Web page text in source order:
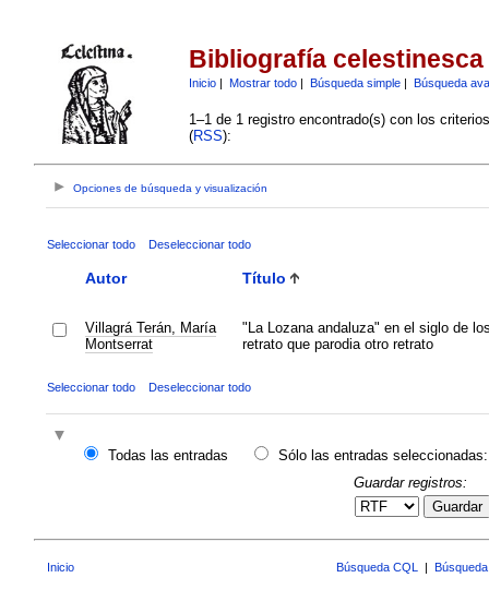
Bibliografía celestinesca
Inicio| Mostrar todo| Búsqueda simple| Búsqueda
1–1 de 1 registro encontrado(s) con los
(RSS):
Opciones de búsqueda y visualización
Seleccionar todo Deseleccionar todo
Autor Título
Villagrá Terán, María
Montserrat
"La Lozana andaluza" en el siglo de
retrato que parodia otro retrato
Seleccionar todo Deseleccionar todo
Todas las entradas
Sólo las entradas seleccionadas:
Guardar registros:
Guardar
Inicio Búsqueda CQL